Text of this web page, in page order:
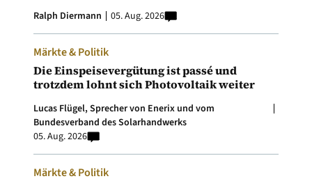
Ralph Diermann 05. Aug. 2026
Märkte & Politik
Die Einspeisevergütung ist passé und
trotzdem lohnt sich Photovoltaik weiter
Lucas Flügel, Sprecher von Enerix und vom
Bundesverband des Solarhandwerks
05. Aug. 2026
Märkte & Politik